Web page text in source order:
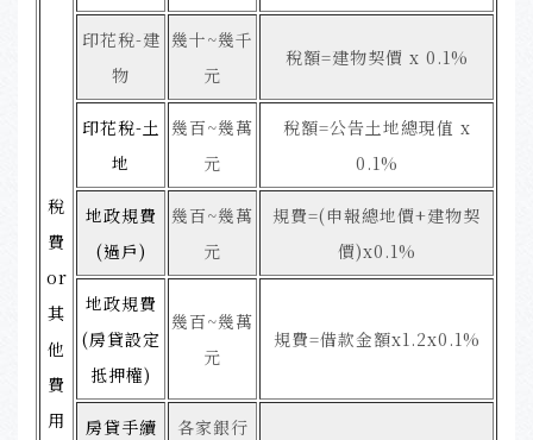
稅
費
or
其
他
費
用
印花稅-建
物
幾十~幾千
元
稅額=建物契價 x 0.1%
印花稅-土
地
幾百~幾萬
元
稅額=公告土地總現值 x
0.1%
地政規費
(過戶)
幾百~幾萬
元
規費=(申報總地價+建物契
價)x0.1%
地政規費
(房貸設定
抵押權)
幾百~幾萬
元
規費=借款金額x1.2x0.1%
房貸手續
各家銀行